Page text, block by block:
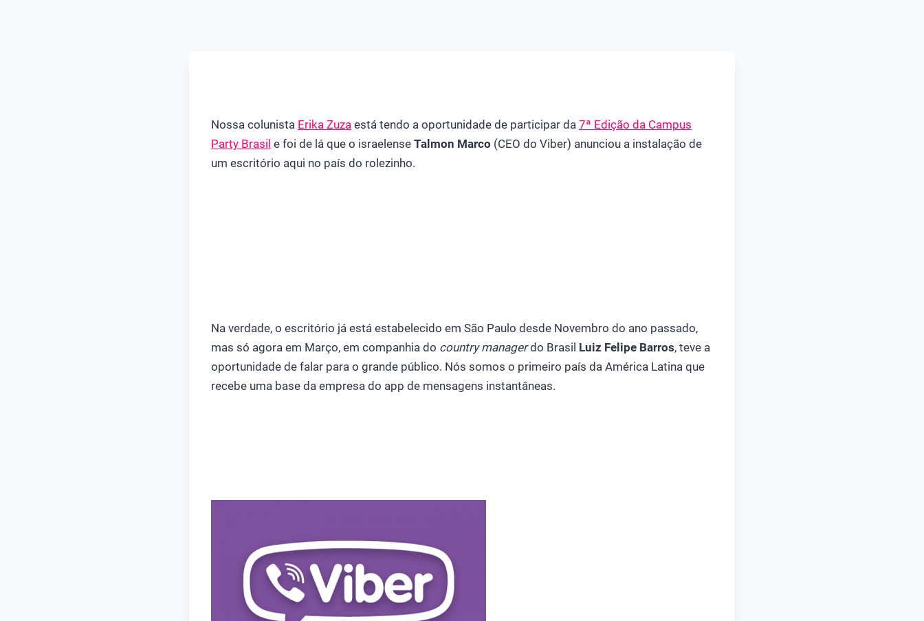
Nossa colunista Erika Zuza está tendo a oportunidade de participar da 7ª Edição da Campus
Party Brasil e foi de lá que o israelense Talmon Marco (CEO do Viber) anunciou a instalação de
um escritório aqui no país do rolezinho.
Na verdade, o escritório já está estabelecido em São Paulo desde Novembro do ano passado,
mas só agora em Março, em companhia do country managerdo Brasil Luiz Felipe Barros, teve a
oportunidade de falar para o grande público. Nós somos o primeiro país da América Latina que
recebe uma base da empresa do app de mensagens instantâneas.